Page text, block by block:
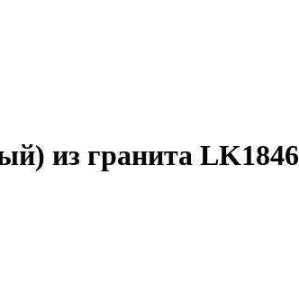
из гранита LK1846